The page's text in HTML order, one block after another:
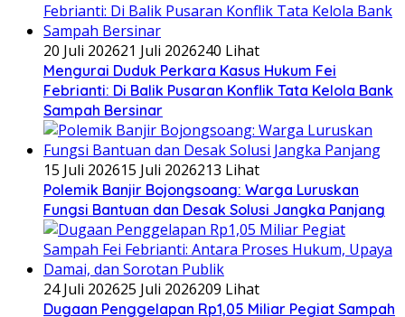
20 Juli 202621 Juli 2026240 Lihat
​Mengurai Duduk Perkara Kasus Hukum Fei
Febrianti: Di Balik Pusaran Konflik Tata Kelola Bank
Sampah Bersinar
15 Juli 202615 Juli 2026213 Lihat
Polemik Banjir Bojongsoang: Warga Luruskan
Fungsi Bantuan dan Desak Solusi Jangka Panjang
24 Juli 202625 Juli 2026209 Lihat
Dugaan Penggelapan Rp1,05 Miliar Pegiat Sampah